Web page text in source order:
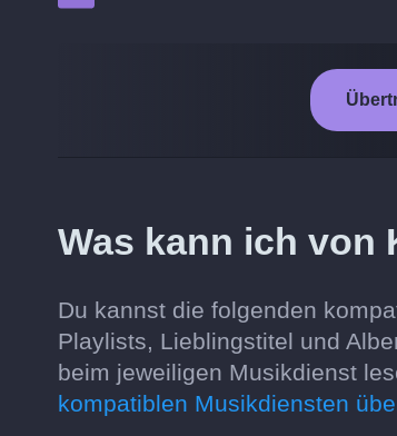
Was kann ich von
Du kannst die folgenden
Playlists, Lieblingstitel und
beim jeweiligen Musikdienst
kompatiblen Musikdiensten